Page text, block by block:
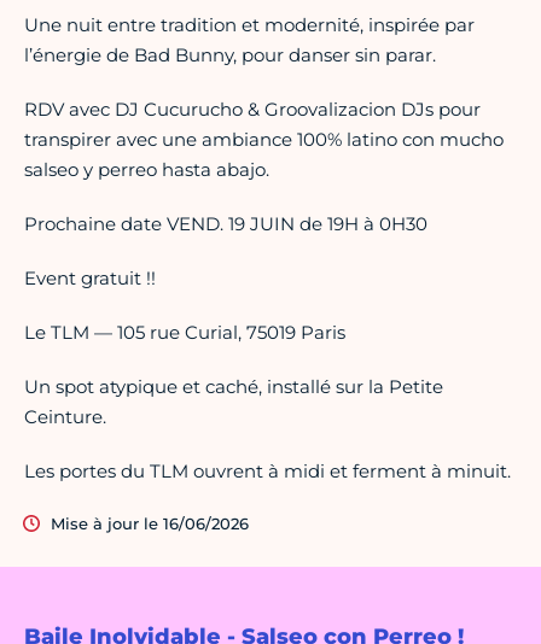
Baile Inolvidable - Salseo con Perreo !
Une nuit entre tradition et modernité, inspirée par
l’énergie de Bad Bunny, pour danser sin parar.
RDV avec DJ Cucurucho & Groovalizacion DJs pour
transpirer avec une ambiance 100% latino con mucho
salseo y perreo hasta abajo.
Prochaine date VEND. 19 JUIN de 19H à 0H30
Event gratuit !!
Le TLM — 105 rue Curial, 75019 Paris
Un spot atypique et caché, installé sur la Petite
Ceinture.
Les portes du TLM ouvrent à midi et ferment à minuit.
Mise à jour le 16/06/2026